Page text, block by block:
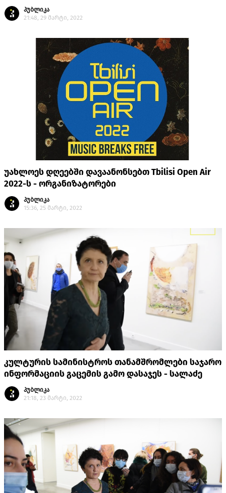
პუბლიკა
21:48, 29 მარტი, 2022
უახლოეს დღეებში დავაანონსებთ Tbilisi Open Air
2022-ს - ორგანიზატორები
პუბლიკა
15:36, 25 მარტი, 2022
კულტურის სამინისტროს თანამშრომლები საჯარო
ინფორმაციის გაცემის გამო დასაჯეს - სალაძე
პუბლიკა
21:18, 23 მარტი, 2022